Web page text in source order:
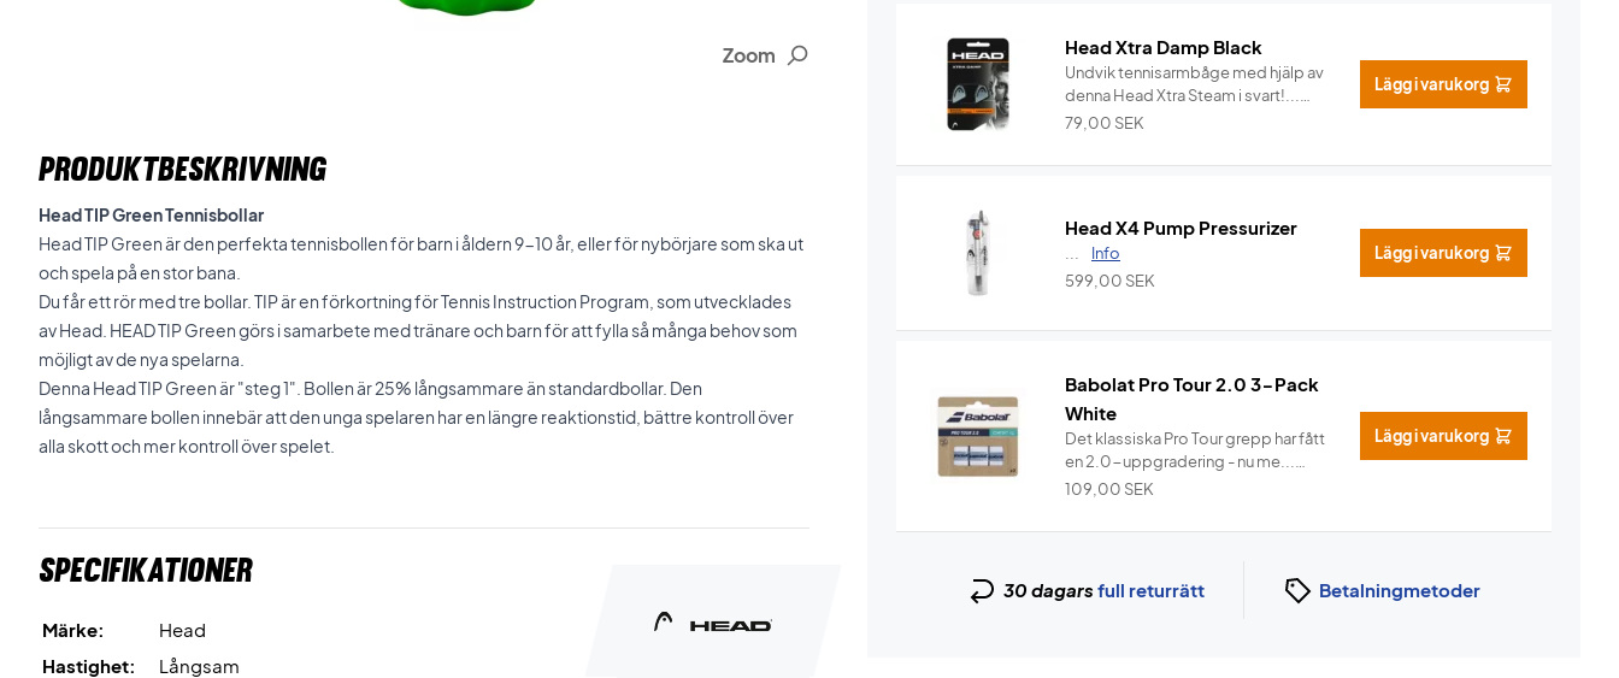
Zoom
PRODUKTBESKRIVNING
Head TIP Green Tennisbollar
Head TIP Green är den perfekta tennisbollen för barn i åldern 9-10 år, eller för nybörjare som ska ut
och spela på en stor bana.
Du får ett rör med tre bollar. TIP är en förkortning för Tennis Instruction Program, som utvecklades
av Head. HEAD TIP Green görs i samarbete med tränare och barn för att fylla så många behov som
möjligt av de nya spelarna.
Denna Head TIP Green är "steg 1". Bollen är 25% långsammare än standardbollar. Den
långsammare bollen innebär att den unga spelaren har en längre reaktionstid, bättre kontroll över
alla skott och mer kontroll över spelet.
Specifikationer
Märke:
Head
Hastighet:
Långsam
Head Xtra Damp Black
Undvik tennisarmbåge med hjälp av
denna Head Xtra Steam i svart!...
Info
79,00 SEK
Lägg i varukorg
Head X4 Pump Pressurizer
Info
599,00 SEK
Lägg i varukorg
Babolat Pro Tour 2.0 3-Pack
White
Det klassiska Pro Tour grepp har fått
en 2.0-uppgradering - nu me...
Info
109,00 SEK
Lägg i varukorg
30 dagars full returrätt Betalningmetoder